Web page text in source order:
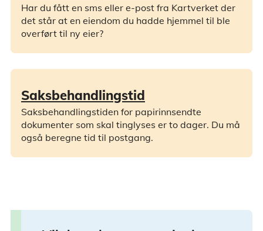
Har du fått en sms eller e-post fra Kartverket der
det står at en eiendom du hadde hjemmel til ble
overført til ny eier?
Saksbehandlingstid
Saksbehandlingstiden for papirinnsendte
dokumenter som skal tinglyses er to dager. Du må
også beregne tid til postgang.